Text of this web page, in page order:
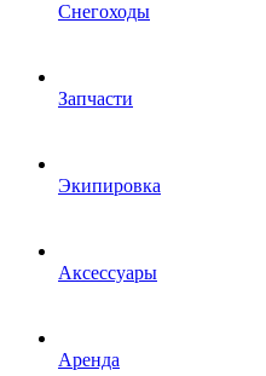
Снегоходы
Запчасти
Экипировка
Аксессуары
Аренда